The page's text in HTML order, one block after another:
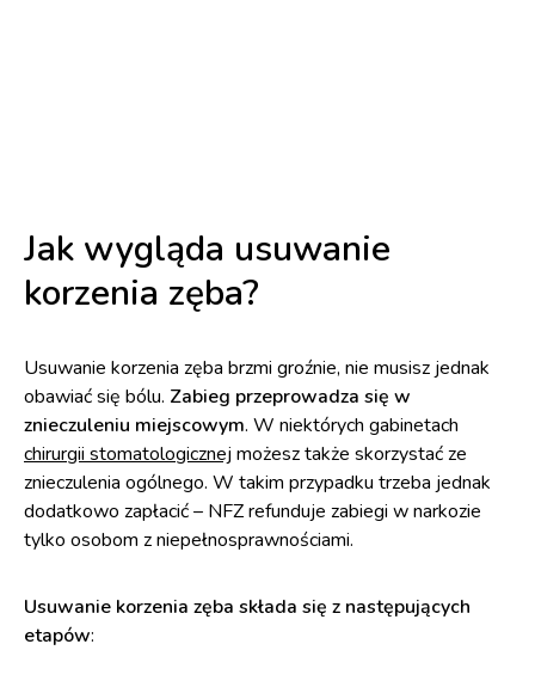
Jak wygląda usuwanie
korzenia zęba?
Usuwanie korzenia zęba brzmi groźnie, nie musisz jednak
obawiać się bólu. Zabieg przeprowadza się w
znieczuleniu miejscowym. W niektórych gabinetach
chirurgii stomatologicznej możesz także skorzystać ze
znieczulenia ogólnego. W takim przypadku trzeba jednak
dodatkowo zapłacić – NFZ refunduje zabiegi w narkozie
tylko osobom z niepełnosprawnościami.
Usuwanie korzenia zęba składa się z następujących
etapów: